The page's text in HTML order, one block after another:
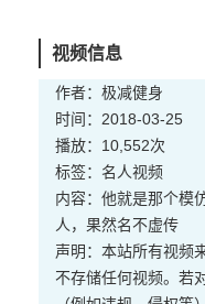
视频信息
作者：极减健身
时间：2018-03-25
播放：10,552次
标签： 名人视频
内容：他就是那个模
人，果然名不虚传
声明：本站所有视频
不存储任何视频。若